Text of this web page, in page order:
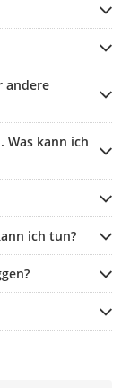
andere
Was kann ich
ich tun?